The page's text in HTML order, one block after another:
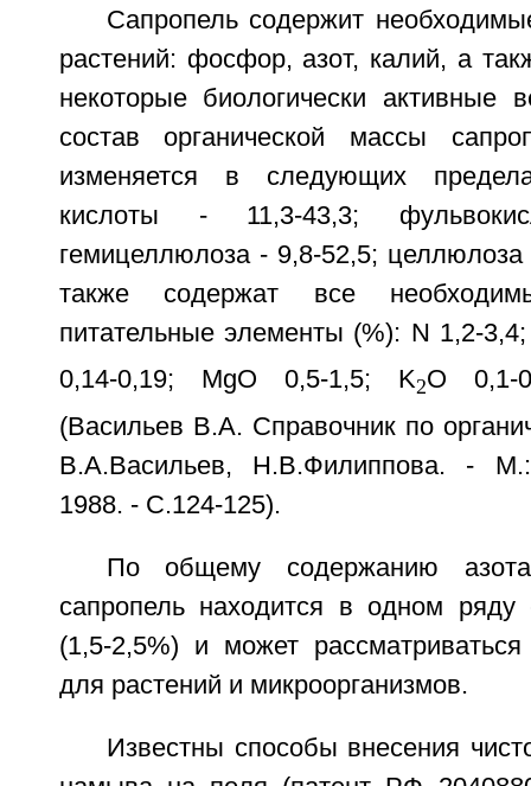
Сапропель содержит
растений: фосфор, азот, калий, а
некоторые биологически активные
состав органической массы
изменяется в следующих
кислоты - 11,3-43,3;
гемицеллюлоза - 9,8-52,5;
также содержат все
питательные элементы (%): N 1,2-
0,14-0,19; MgO 0,5-1,5; K2O 0,1-
(Васильев В.А. Справочник по
В.А.Васильев, Н.В.Филиппова. - М.:
1988. - С.124-125).
По общему содержанию
сапропель находится в одном
(1,5-2,5%) и может рассматриваться
для растений и микроорганизмов.
Известны способы внесения